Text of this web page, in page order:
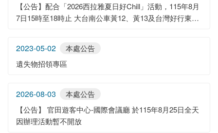
【公告】配合「2026西拉雅夏日好Chill」活動，115年8月
7日15時至18時止 大台南公車黃12、黃13及台灣好行東山
2023-05-02
本處公告
遺失物招領專區
2026-08-03
本處公告
【公告】 官田遊客中心-國際會議廳 於115年8月25日全天
因辦理活動暫不開放